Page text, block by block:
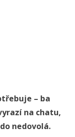
– ba
na chatu,
nedovolá.